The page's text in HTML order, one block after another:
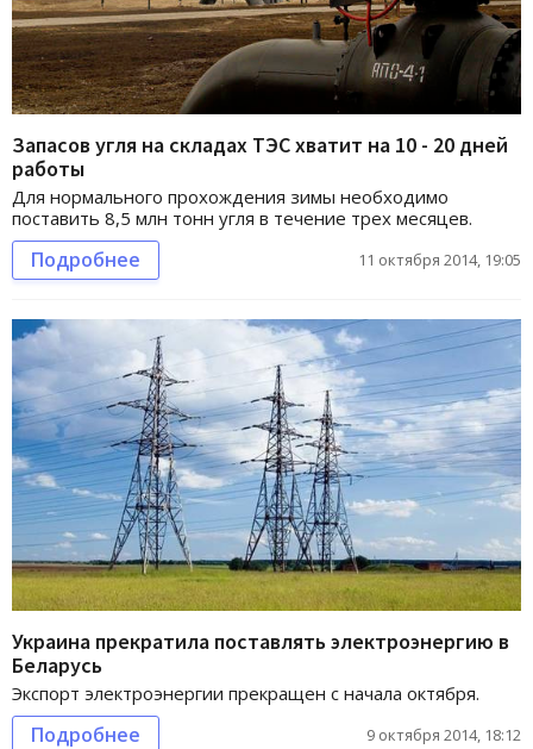
Запасов угля на складах ТЭС хватит на 10 - 20 дней
работы
Для нормального прохождения зимы необходимо
поставить 8,5 млн тонн угля в течение трех месяцев.
Подробнее 11 октября 2014, 19:05
Украина прекратила поставлять электроэнергию в
Беларусь
Экспорт электроэнергии прекращен с начала октября.
Подробнее 9 октября 2014, 18:12